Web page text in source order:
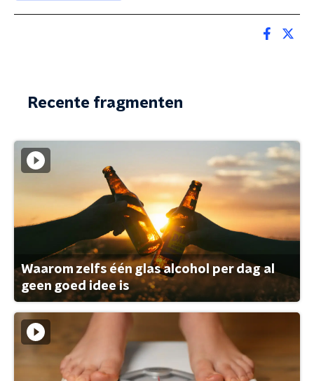
Recente fragmenten
Waarom zelfs één glas alcohol per dag al
geen goed idee is